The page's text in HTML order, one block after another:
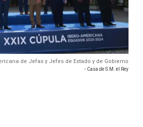
de Jefas y Jefes de Estado y de Gobierno
- Casa de S.M. el Rey